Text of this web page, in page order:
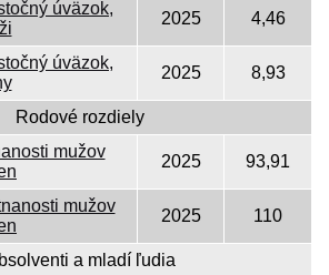
úväzok,
2025 4,46
úväzok,
2025 8,93
Rodové rozdiely
mužov
2025 93,91
mužov
2025 110
a mladí ľudia